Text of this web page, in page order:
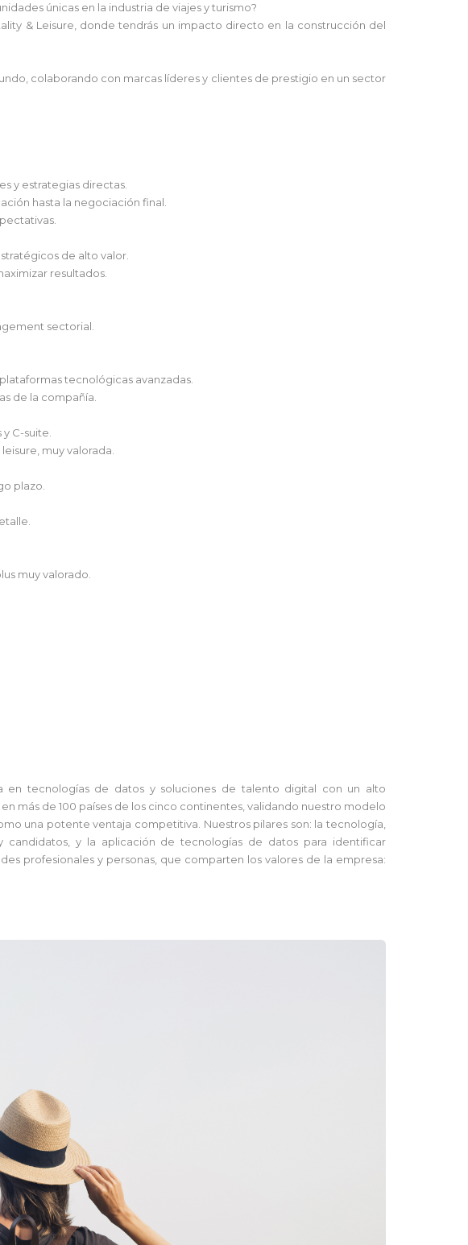
únicas en la industria de viajes y turismo?
& Leisure, donde tendrás un impacto directo en la construcción del
colaborando con marcas líderes y clientes de prestigio en un sector
y estrategias directas.
hasta la negociación final.
de alto valor.
resultados.
sectorial.
tecnológicas avanzadas.
de la compañía.
C-suite.
muy valorada.
plazo.
muy valorado.
en tecnologías de datos y soluciones de talento digital con un alto
más de 100 países de los cinco continentes, validando nuestro modelo
una potente ventaja competitiva. Nuestros pilares son: la tecnología,
y la aplicación de tecnologías de datos para identificar
profesionales y personas, que comparten los valores de la empresa: